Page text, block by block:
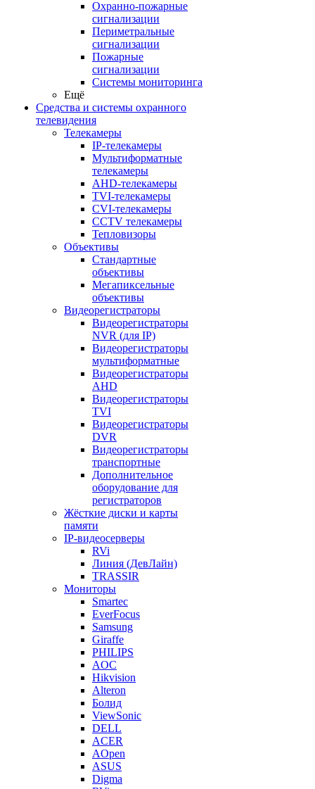
Охранно-пожарные
сигнализации
Периметральные
сигнализации
Пожарные
сигнализации
Системы мониторинга
Ещё
Средства и системы охранного
телевидения
Телекамеры
IP-телекамеры
Мультиформатные
телекамеры
AHD-телекамеры
TVI-телекамеры
CVI-телекамеры
CCTV телекамеры
Тепловизоры
Объективы
Стандартные
объективы
Мегапиксельные
объективы
Видеорегистраторы
Видеорегистраторы
NVR (для IP)
Видеорегистраторы
мультиформатные
Видеорегистраторы
AHD
Видеорегистраторы
TVI
Видеорегистраторы
DVR
Видеорегистраторы
транспортные
Дополнительное
оборудование для
регистраторов
Жёсткие диски и карты
памяти
IP-видеосерверы
RVi
Линия (ДевЛайн)
TRASSIR
Мониторы
Smartec
EverFocus
Samsung
Giraffe
PHILIPS
AOC
Hikvision
Alteron
Болид
ViewSonic
DELL
ACER
AOpen
ASUS
Digma